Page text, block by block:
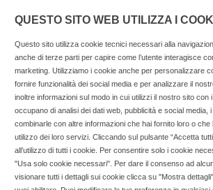
Copyright © 2025 SOCIALFARMA - La
professionisti della farmacia. Tutti i
Socialfarma.it è un marchio di Sanità
Francesco, 19 - 73041 Carmiano (LE) -
3276346536 Cell: 3297281965 - P.iva:
QUESTO SITO WEB UTILIZZA I
Questo sito utilizza cookie tecnici necessari alla
anche di terze parti per capire come l’utente interagisce
marketing. Utilizziamo i cookie anche per personalizzare
fornire funzionalità dei social media e per analizzare il
inoltre informazioni sul modo in cui utilizzi il nostro sito con
occupano di analisi dei dati web, pubblicità e social media,
combinarle con altre informazioni che hai fornito loro o
utilizzo dei loro servizi. Cliccando sul pulsante “Accetta
all’utilizzo di tutti i cookie. Per consentire solo i cookie
"Usa solo cookie necessari". Per dare il consenso ad
visionare tutti i dettagli sui cookie clicca su "Mostra